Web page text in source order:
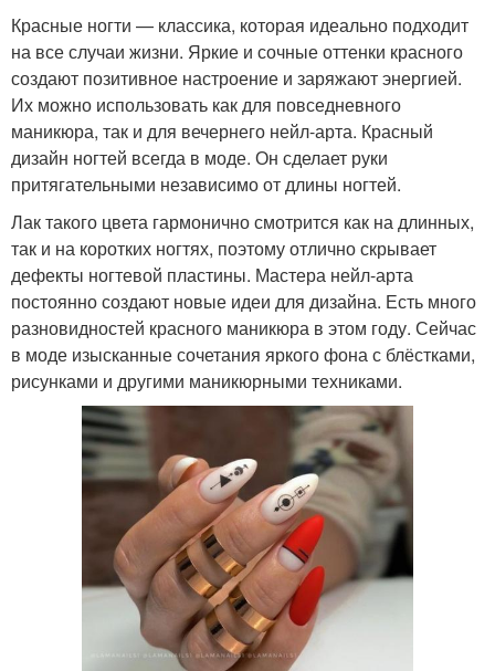
Красные ногти — классика, которая идеально подходит
на все случаи жизни. Яркие и сочные оттенки красного
создают позитивное настроение и заряжают энергией.
Их можно использовать как для повседневного
маникюра, так и для вечернего нейл-арта. Красный
дизайн ногтей всегда в моде. Он сделает руки
притягательными независимо от длины ногтей.
Лак такого цвета гармонично смотрится как на длинных,
так и на коротких ногтях, поэтому отлично скрывает
дефекты ногтевой пластины. Мастера нейл-арта
постоянно создают новые идеи для дизайна. Есть много
разновидностей красного маникюра в этом году. Сейчас
в моде изысканные сочетания яркого фона с блёстками,
рисунками и другими маникюрными техниками.